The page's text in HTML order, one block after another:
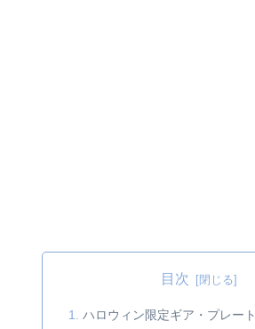
目次
ハロウィン限定ギア・プレート